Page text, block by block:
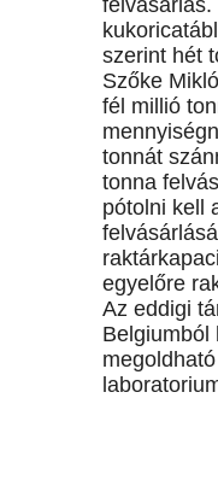
szerint hét
Szőke
fél millió
tonnát
tonna
pótolni kell
egyelőre
Az eddigi
Belgiumból